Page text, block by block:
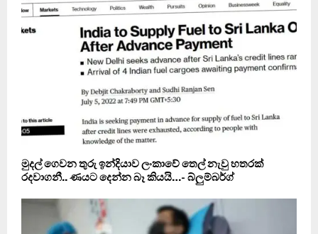
මුදල් ගෙවන තුරු ඉන්දියාව ලංකාවේ තෙල් නැවු හතරක්
රදවාගනී.. ණයට දෙන්න බෑ කියයි…- බ්ලුම්බර්ග්